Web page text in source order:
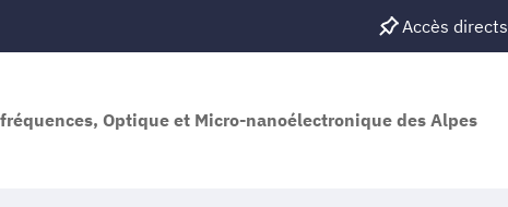
Accès directs
Optique et Micro-nanoélectronique des Alpes